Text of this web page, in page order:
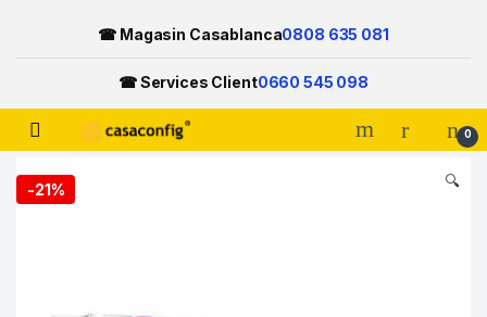
☎ Magasin Casablanca0808 635 081
☎ Services Client0660 545 098
Open 0
-21% 🔍